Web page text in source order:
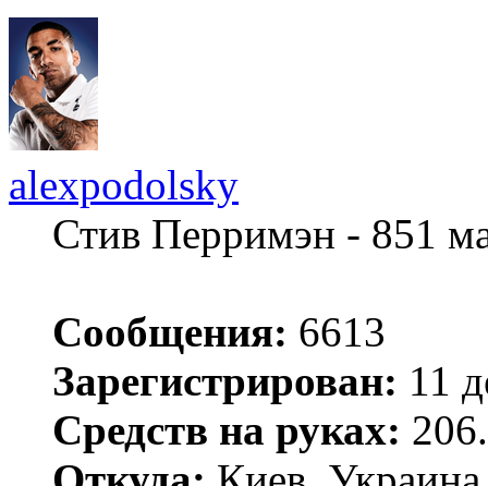
alexpodolsky
Стив Перримэн - 851
Сообщения: 6613
Зарегистрирован: 11
Средств на руках: